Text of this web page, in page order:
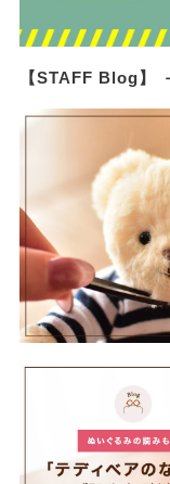
【STAFF Blog】